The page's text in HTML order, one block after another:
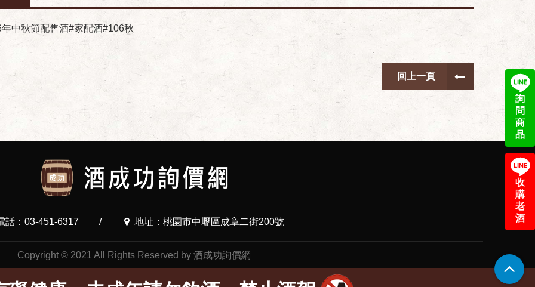
詢
問
商
品
收
購
老
酒
中秋節配售酒#家配酒#106秋
回上一頁
話：03-451-6317 / 地址：桃園市中壢區成章二街200號
Copyright © 2021 All Rights Reserved by 酒成功詢價網